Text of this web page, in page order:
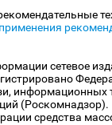
сетевое
информационных
(Роскомнадзор).
средства